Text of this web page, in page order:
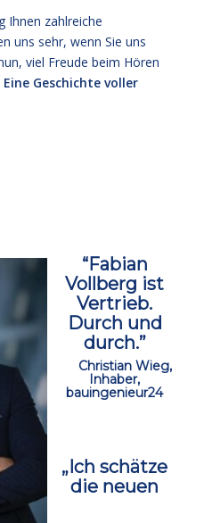
Ihnen zahlreiche
uns sehr, wenn Sie uns
viel Freude beim Hören
Geschichte voller
“Fabian
Vollberg ist
Vertrieb.
Durch und
durch.”
Christian Wieg,
Inhaber,
bauingenieur24
„Ich schätze
die neuen